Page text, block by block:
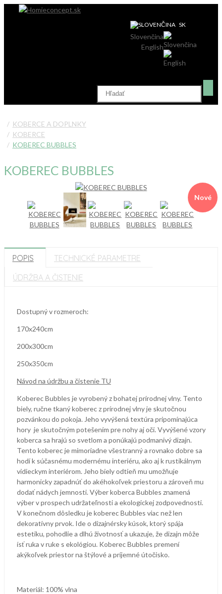
SK
Slovenčina
English
KOBERCE A DOPLNKY
KOBERCE
KOBEREC BUBBLES
KOBEREC BUBBLES
Nové
POPIS
TECHNICKÉ PARAMETRE
ÚDRŽBA A ČISTENIE
Dostupný v rozmeroch:
170x240cm
200x300cm
250x350cm
Návod na údržbu a čistenie TU
Koberec Bubbles je vyrobený z bohatej prírodnej vlny. Tento
biely, ručne tkaný koberec z prírodnej vlny je skutočnou
pozvánkou do pokoja. Jeho vyvýšená textúra pripomínajúca
hory je skutočným potešením pre nohy aj oči. Vyvýšené vzory
koberca sa hrajú so svetlom a ponúkajú podmanivý dizajn.
Tento koberec je mimoriadne všestranný a rovnako dobre sa
hodí k súčasnému modernému interiéru, ako aj k rustikálnym
vidieckym interiérom. Jeho biely odtieň mu umožňuje
harmonicky zapadnúť do akéhokoľvek priestoru a zároveň mu
dodať nádych jemnosti. Výber koberca Bubbles znamená
výber v prospech udržateľnosti a ekologickej zodpovednosti.
V konečnom dôsledku je koberec Bubbles viac než len
dekoratívny prvok. Ide o dizajnérsky kúsok, ktorý spája
estetiku, pohodlie a dlhú životnosť a ukazuje, že dizajn môže
ísť ruka v ruke s ekológiou. Koberec Bubbles premení
akýkoľvek priestor na štýlové a príjemné útočisko.
Materiál: 100% vlna